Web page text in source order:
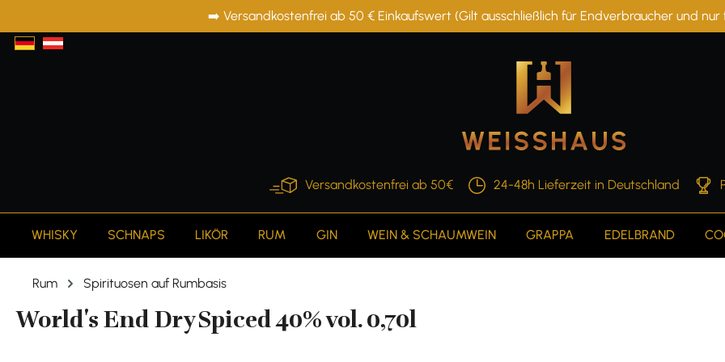
Zur Hauptnavigation springen➡️ Versandkostenfrei ab 50 € Einkaufswert (Gilt ausschließlich für Endverbraucher und
Versandkostenfrei ab 50€ 24-48h Lieferzeit in Deutschland
WHISKY SCHNAPS LIKÖR RUM GIN WEIN & SCHAUMWEIN GRAPPA EDELBRAND
Rum Spirituosen auf Rumbasis
World's End Dry Spiced 40% vol. 0,70l